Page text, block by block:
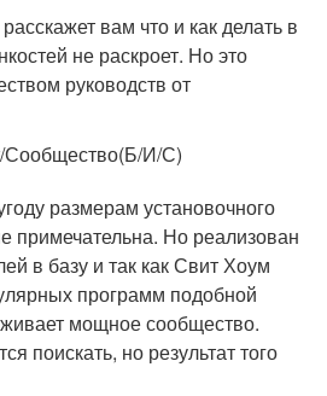
вам что и как делать в
не раскроет. Но это
руководств от
Сообщество(Б/И/С)
размерам установочного
примечательна. Но реализован
в базу и так как Свит Хоум
программ подобной
мощное сообщество.
поискать, но результат того